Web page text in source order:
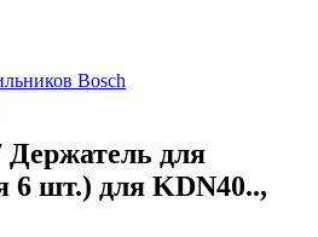
Bosch
Держатель для
6 шт.) для KDN40..,